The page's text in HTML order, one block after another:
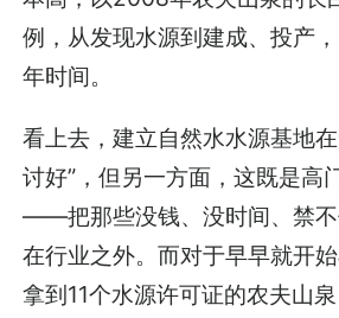
例，从发现水源到建成、投产
年时间。
看上去，建立自然水水源基地
讨好”，但另一方面，这既是高
——把那些没钱、没时间、禁
在行业之外。而对于早早就开
拿到11个水源许可证的农夫山